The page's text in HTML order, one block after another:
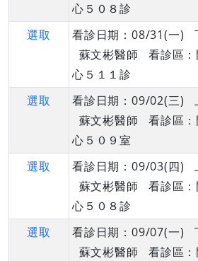
心５０８診
選取
看診日期：08/31(一)
蘇文彬醫師 看診區：
心５１１診
選取
看診日期：09/02(三)
蘇文彬醫師 看診區：
心５０９室
選取
看診日期：09/03(四)
蘇文彬醫師 看診區：
心５０８診
選取
看診日期：09/07(一)
蘇文彬醫師 看診區：